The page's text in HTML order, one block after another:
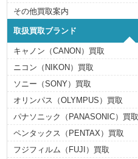
その他買取案内
取扱買取ブランド
キャノン（CANON）買取
ニコン（NIKON）買取
ソニー（SONY）買取
オリンパス（OLYMPUS）買取
パナソニック（PANASONIC）買取
ペンタックス（PENTAX）買取
フジフィルム（FUJI）買取